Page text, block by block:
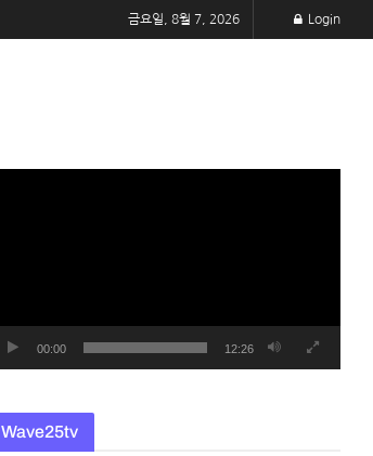
금요일, 8월 7, 2026 Login
00:00 12:26
Wave25tv